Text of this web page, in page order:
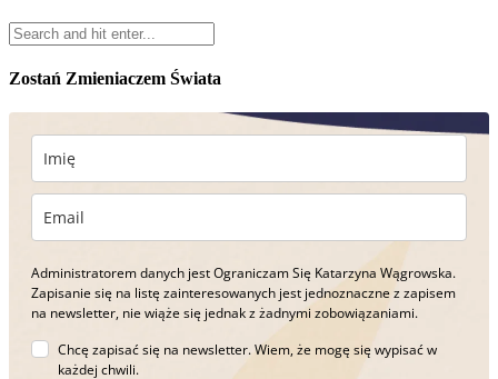
Zostań Zmieniaczem Świata
Administratorem danych jest Ograniczam Się Katarzyna Wągrowska.
Zapisanie się na listę zainteresowanych jest jednoznaczne z zapisem
na newsletter, nie wiąże się jednak z żadnymi zobowiązaniami.
Chcę zapisać się na newsletter. Wiem, że mogę się wypisać w
każdej chwili.